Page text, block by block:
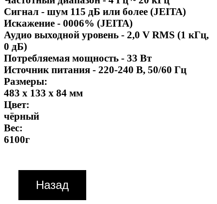
Сигнал - шум 115 дБ или более (JEITA)
Искажение - 0006% (JEITA)
Аудио выходной уровень - 2,0 V RMS (1 кГц,
0 дБ)
Потребляемая мощность - 33 Вт
Источник питания - 220-240 В, 50/60 Гц
Размеры:
483 х 133 х 84 мм
Цвет:
чёрный
Вес:
6100г